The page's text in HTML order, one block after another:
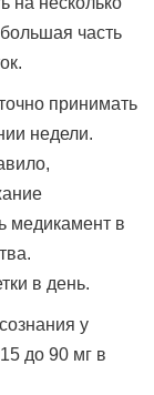
часть
принимать
недели.
медикамент в
в день.
у
до 90 мг в